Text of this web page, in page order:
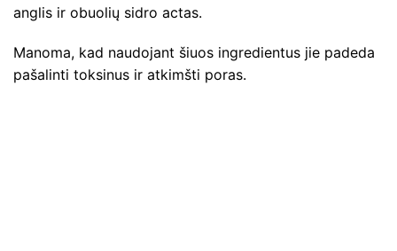
anglis ir obuolių sidro actas.
Manoma, kad naudojant šiuos ingredientus jie padeda
pašalinti toksinus ir atkimšti poras.